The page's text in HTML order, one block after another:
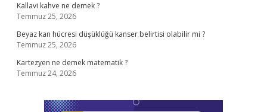
Kallavi kahve ne demek ?
Temmuz 25, 2026
Beyaz kan hücresi düşüklüğü kanser belirtisi olabilir mi ?
Temmuz 25, 2026
Kartezyen ne demek matematik ?
Temmuz 24, 2026